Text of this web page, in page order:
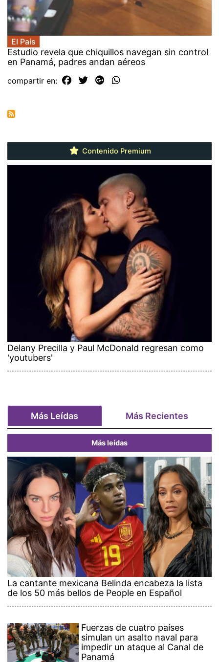
El País
Estudio revela que chiquillos navegan sin control
en Panamá, padres andan aéreos
compartir en:
Contenido Premium
Delany Precilla y Paul McDonald regresan como
'youtubers'
Más Leídas Más Recientes
Más leídas
La cantante mexicana Belinda encabeza la lista
de los 50 más bellos de People en Español
Fuerzas de cuatro países
simulan un asalto naval para
impedir un ataque al Canal de
Panamá